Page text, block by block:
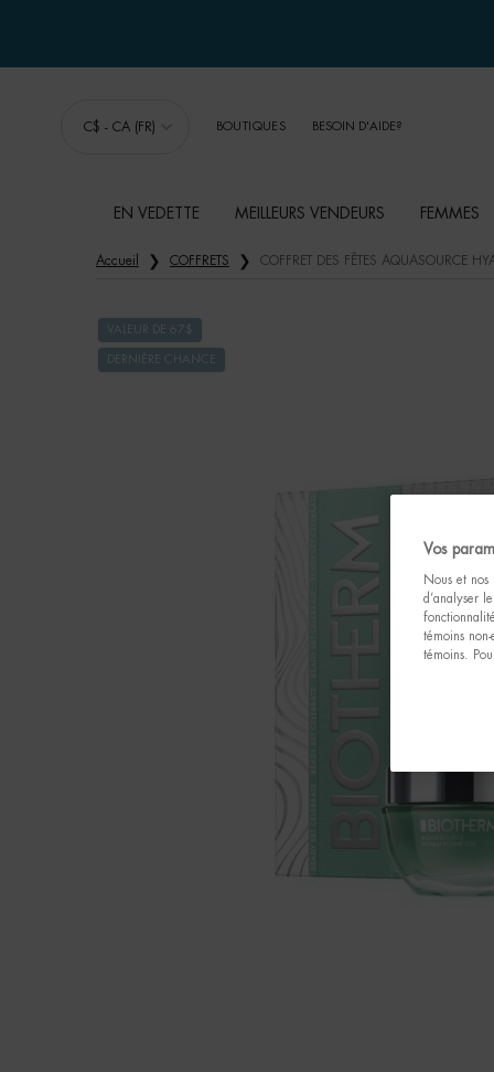
VOTRE CHOIX DE CADEAU AVEC
C$ - CA (FR) BOUTIQUES BESOIN D'AIDE?
EN VEDETTE MEILLEURS VENDEURS FEMMES
Accueil COFFRETS COFFRET DES FÊTES AQUASOURCE
VALEUR DE 67$
DERNIÈRE CHANCE
Vos
Nous et nos
d’analyser
témoins
témoins.